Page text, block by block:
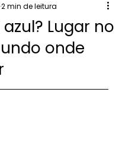
Lugar no
onde
2 min de leitura